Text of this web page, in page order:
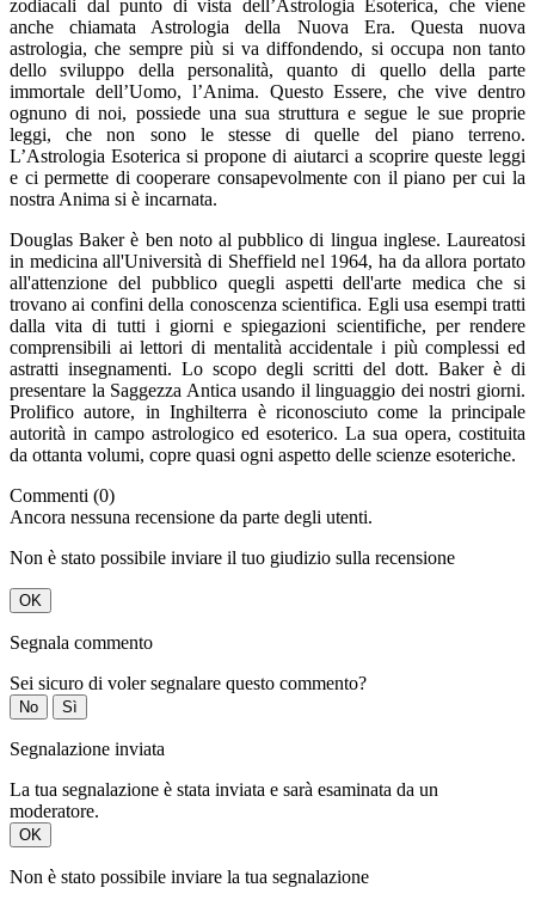
zodiacali dal punto di vista dell’Astrologia Esoterica, che viene
anche chiamata Astrologia della Nuova Era. Questa nuova
astrologia, che sempre più si va diffondendo, si occupa non tanto
dello sviluppo della personalità, quanto di quello della parte
immortale dell’Uomo, l’Anima. Questo Essere, che vive dentro
ognuno di noi, possiede una sua struttura e segue le sue proprie
leggi, che non sono le stesse di quelle del piano terreno.
L’Astrologia Esoterica si propone di aiutarci a scoprire queste leggi
e ci permette di cooperare consapevolmente con il piano per cui la
nostra Anima si è incarnata.
Douglas Baker è ben noto al pubblico di lingua inglese. Laureatosi
in medicina all'Università di Sheffield nel 1964, ha da allora portato
all'attenzione del pubblico quegli aspetti dell'arte medica che si
trovano ai confini della conoscenza scientifica. Egli usa esempi tratti
dalla vita di tutti i giorni e spiegazioni scientifiche, per rendere
comprensibili ai lettori di mentalità accidentale i più complessi ed
astratti insegnamenti. Lo scopo degli scritti del dott. Baker è di
presentare la Saggezza Antica usando il linguaggio dei nostri giorni.
Prolifico autore, in Inghilterra è riconosciuto come la principale
autorità in campo astrologico ed esoterico. La sua opera, costituita
da ottanta volumi, copre quasi ogni aspetto delle scienze esoteriche.
Commenti (0)
Ancora nessuna recensione da parte degli utenti.
Non è stato possibile inviare il tuo giudizio sulla recensione
OK
Segnala commento
Sei sicuro di voler segnalare questo commento?
No Sì
Segnalazione inviata
La tua segnalazione è stata inviata e sarà esaminata da un
moderatore.
OK
Non è stato possibile inviare la tua segnalazione